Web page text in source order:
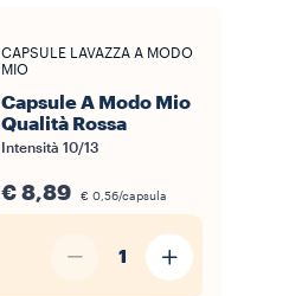
CAPSULE LAVAZZA A MODO
MIO
Capsule A Modo Mio
Qualità Rossa
Intensità 10/13
€ 8,89 € 0,56/capsula
1